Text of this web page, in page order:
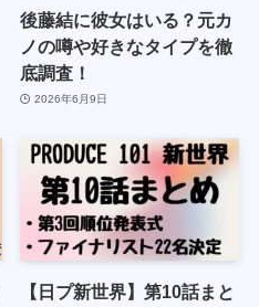
後藤結に彼女はいる？元カ
ノの噂や好きなタイプを徹
底調査！
2026年6月9日
【日プ新世界】第10話まと